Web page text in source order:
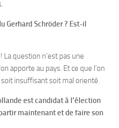
Gerhard Schröder ? Est-il
question n’est pas une
apporte au pays. Et ce que l’on
insuffisant soit mal orienté.
est candidat à l’élection
maintenant et de faire son